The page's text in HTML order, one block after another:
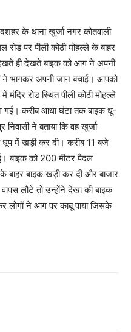
के थाना खुर्जा नगर कोतवाली
रोड पर पीली कोठी मोहल्ले के बाहर
ही देखते बाइक को आग ने अपनी
ने भागकर अपनी जान बचाई। आपको
मंदिर रोड स्थित पीली कोठी मोहल्ले
करीब आधा घंटा तक बाइक धू-
ने बताया कि वह खुर्जा
धूप में खड़ी कर दी। करीब 11 बजे
बाइक को 200 मीटर पैदल
बाहर बाइक खड़ी कर दी और बाजार
लौटे तो उन्होंने देखा की बाइक
लोगों ने आग पर काबू पाया जिसके